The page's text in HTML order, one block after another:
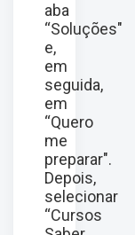
aba
“Soluções"
e,
em
seguida,
em
“Quero
me
preparar".
Depois,
selecionar
“Cursos